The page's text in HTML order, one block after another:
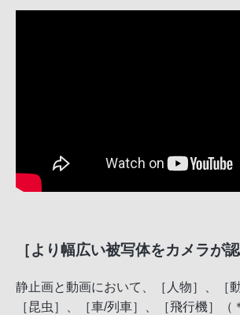
［より幅広い被写体をカメラが認
静止画と動画において、［人物］、［
［昆虫］、［車/列車］、［飛行機］（